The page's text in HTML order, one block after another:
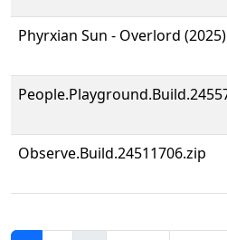
Phyrxian Sun - Overlord
Observe.Build.24511706.zip